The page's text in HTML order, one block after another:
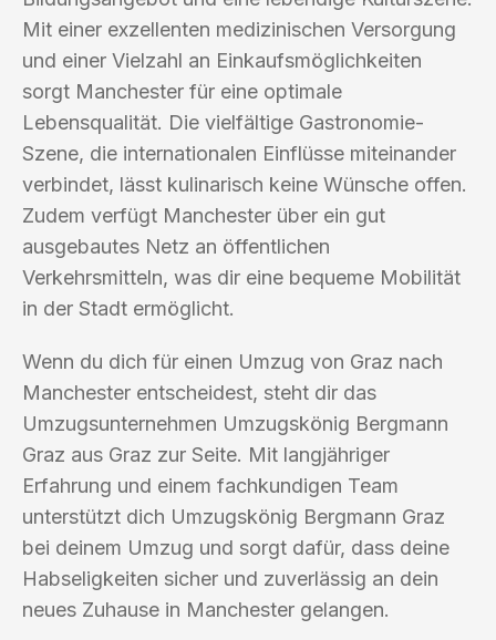
Mit einer exzellenten medizinischen Versorgung
und einer Vielzahl an Einkaufsmöglichkeiten
sorgt Manchester für eine optimale
Lebensqualität. Die vielfältige Gastronomie-
Szene, die internationalen Einflüsse miteinander
verbindet, lässt kulinarisch keine Wünsche offen.
Zudem verfügt Manchester über ein gut
ausgebautes Netz an öffentlichen
Verkehrsmitteln, was dir eine bequeme Mobilität
in der Stadt ermöglicht.
Wenn du dich für einen Umzug von Graz nach
Manchester entscheidest, steht dir das
Umzugsunternehmen Umzugskönig Bergmann
Graz aus Graz zur Seite. Mit langjähriger
Erfahrung und einem fachkundigen Team
unterstützt dich Umzugskönig Bergmann Graz
bei deinem Umzug und sorgt dafür, dass deine
Habseligkeiten sicher und zuverlässig an dein
neues Zuhause in Manchester gelangen.